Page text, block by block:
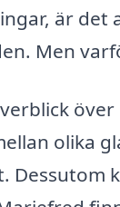
är det
Men
olika